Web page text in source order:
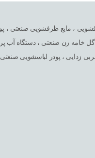
ماشین ظرفشویی ، مایع
خامه زن صنعتی ، دستگاه آب
زدایی ، پودر لباسشویی